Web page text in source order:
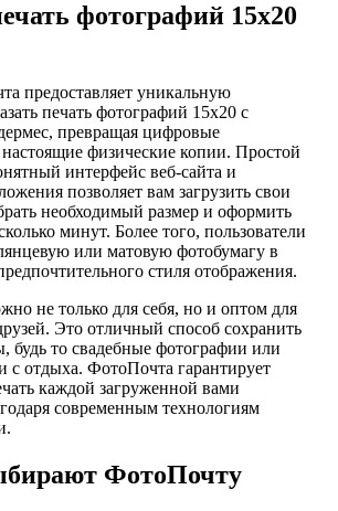
фотографий 15х20
предоставляет уникальную
печать фотографий 15х20 с
превращая цифровые
физические копии. Простой
интерфейс веб-сайта и
позволяет вам загрузить свои
необходимый размер и оформить
минут. Более того, пользователи
или матовую фотобумагу в
стиля отображения.
не только для себя, но и оптом для
Это отличный способ сохранить
будь то свадебные фотографии или
отдыха. ФотоПочта гарантирует
каждой загруженной вами
современным технологиям
ФотоПочту